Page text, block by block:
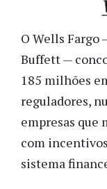
O Wells Fargo
Buffett —
185 milhões
reguladores,
empresas que
com
sistema